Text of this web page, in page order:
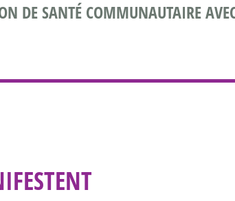
DE SANTÉ COMMUNAUTAIRE